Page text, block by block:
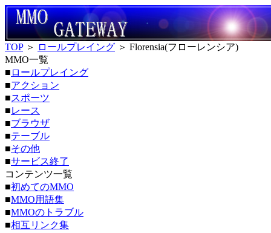
TOP＞ ロールプレイング ＞ Florensia(フローレンシア)
MMO一覧
■ ロールプレイング
■アクション
■スポーツ
■レース
■ブラウザ
■テーブル
■その他
■サービス終了
コンテンツ一覧
■初めてのMMO
■MMO用語集
■MMOのトラブル
■相互リンク集